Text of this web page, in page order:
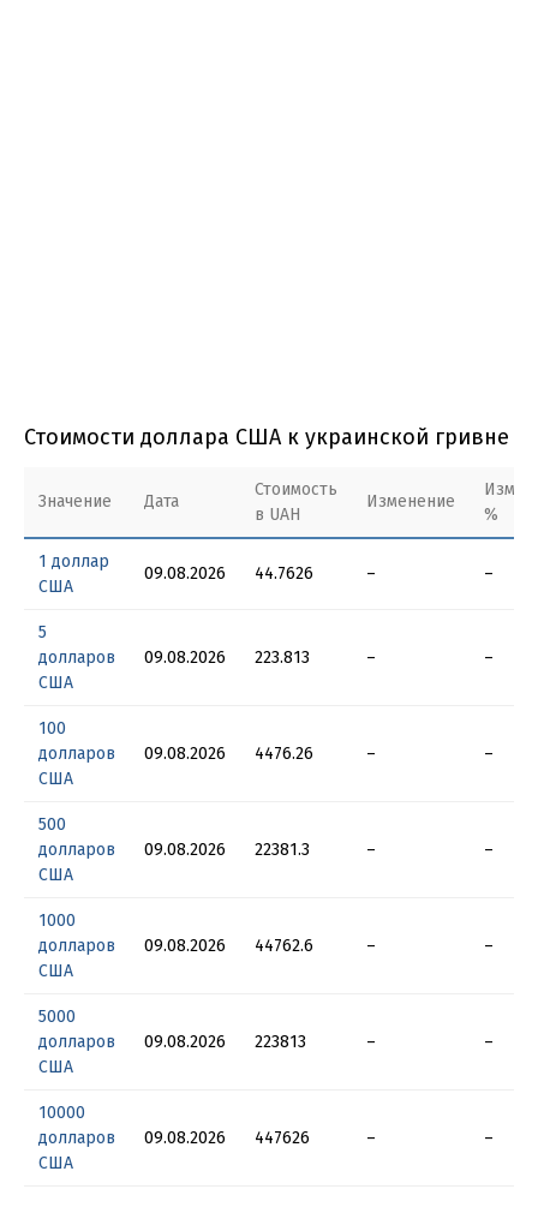
Стоимости доллара США к украинской гривне
Значение Дата
Стоимость
в UAH
Изменение
%
1 доллар
США
09.08.2026 44.7626 – –
5
долларов
США
09.08.2026 223.813 – –
100
долларов
США
09.08.2026 4476.26 – –
500
долларов
США
09.08.2026 22381.3 – –
1000
долларов
США
09.08.2026 44762.6 – –
5000
долларов
США
09.08.2026 223813 – –
10000
долларов
США
09.08.2026 447626 – –